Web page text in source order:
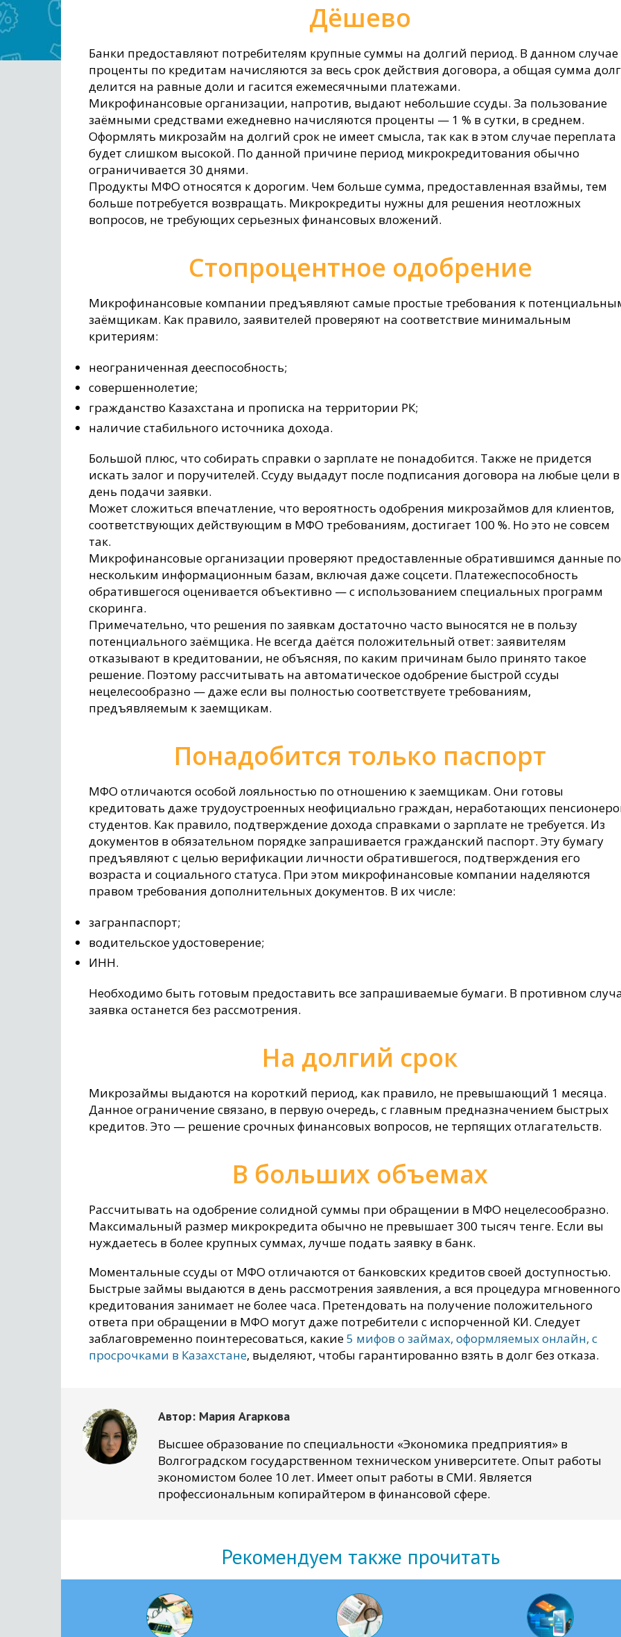
Дёшево
Банки предоставляют потребителям крупные суммы на долгий период. В данном случае
проценты по кредитам начисляются за весь срок действия договора, а общая сумма
делится на равные доли и гасится ежемесячными платежами.
Микрофинансовые организации, напротив, выдают небольшие ссуды. За пользование
заёмными средствами ежедневно начисляются проценты — 1 % в сутки, в среднем.
Оформлять микрозайм на долгий срок не имеет смысла, так как в этом случае переплата
будет слишком высокой. По данной причине период микрокредитования обычно
ограничивается 30 днями.
Продукты МФО относятся к дорогим. Чем больше сумма, предоставленная взаймы, тем
больше потребуется возвращать. Микрокредиты нужны для решения неотложных
вопросов, не требующих серьезных финансовых вложений.
Стопроцентное одобрение
Микрофинансовые компании предъявляют самые простые требования к
заёмщикам. Как правило, заявителей проверяют на соответствие минимальным
критериям:
неограниченная дееспособность;
совершеннолетие;
гражданство Казахстана и прописка на территории РК;
наличие стабильного источника дохода.
Большой плюс, что собирать справки о зарплате не понадобится. Также не придется
искать залог и поручителей. Ссуду выдадут после подписания договора на любые цели в
день подачи заявки.
Может сложиться впечатление, что вероятность одобрения микрозаймов для клиентов,
соответствующих действующим в МФО требованиям, достигает 100 %. Но это не совсем
так.
Микрофинансовые организации проверяют предоставленные обратившимся данные по
нескольким информационным базам, включая даже соцсети. Платежеспособность
обратившегося оценивается объективно — с использованием специальных программ
скоринга.
Примечательно, что решения по заявкам достаточно часто выносятся не в пользу
потенциального заёмщика. Не всегда даётся положительный ответ: заявителям
отказывают в кредитовании, не объясняя, по каким причинам было принято такое
решение. Поэтому рассчитывать на автоматическое одобрение быстрой ссуды
нецелесообразно — даже если вы полностью соответствуете требованиям,
предъявляемым к заемщикам.
Понадобится только паспорт
МФО отличаются особой лояльностью по отношению к заемщикам. Они готовы
кредитовать даже трудоустроенных неофициально граждан, неработающих
студентов. Как правило, подтверждение дохода справками о зарплате не требуется. Из
документов в обязательном порядке запрашивается гражданский паспорт. Эту бумагу
предъявляют с целью верификации личности обратившегося, подтверждения его
возраста и социального статуса. При этом микрофинансовые компании наделяются
правом требования дополнительных документов. В их числе:
загранпаспорт;
водительское удостоверение;
ИНН.
Необходимо быть готовым предоставить все запрашиваемые бумаги. В противном
заявка останется без рассмотрения.
На долгий срок
Микрозаймы выдаются на короткий период, как правило, не превышающий 1 месяца.
Данное ограничение связано, в первую очередь, с главным предназначением быстрых
кредитов. Это — решение срочных финансовых вопросов, не терпящих отлагательств.
В больших объемах
Рассчитывать на одобрение солидной суммы при обращении в МФО нецелесообразно.
Максимальный размер микрокредита обычно не превышает 300 тысяч тенге. Если вы
нуждаетесь в более крупных суммах, лучше подать заявку в банк.
Моментальные ссуды от МФО отличаются от банковских кредитов своей доступностью.
Быстрые займы выдаются в день рассмотрения заявления, а вся процедура мгновенного
кредитования занимает не более часа. Претендовать на получение положительного
ответа при обращении в МФО могут даже потребители с испорченной КИ. Следует
заблаговременно поинтересоваться, какие5 мифов о займах, оформляемых онлайн, с
просрочками в Казахстане, выделяют, чтобы гарантированно взять в долг без отказа.
Автор: Мария Агаркова
Высшее образование по специальности «Экономика предприятия» в
Волгоградском государственном техническом университете. Опыт работы
экономистом более 10 лет. Имеет опыт работы в СМИ. Является
профессиональным копирайтером в финансовой сфере.
Рекомендуем также прочитать